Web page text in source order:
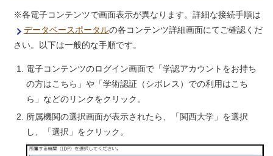
※各電子コンテンツで画面表示が異なります。詳細な接続手順は
データベースポータルの各コンテンツ詳細画面にてご確認くだ
さい。以下は一般的な手順です。
電子コンテンツのログイン画面で「学認アカウントをお持ち
の方はこちら」や「学術認証（シボレス）での利用はこち
ら」などのリンクをクリック。
所属機関の選択画面が表示されたら、「関西大学」を選択
し、「選択」をクリック。